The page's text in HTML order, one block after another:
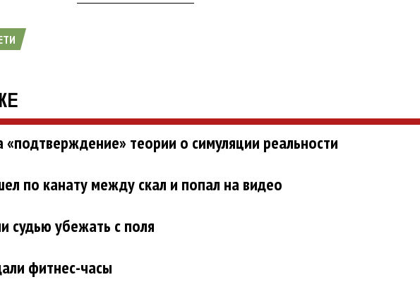
теории о симуляции реальности
по канату между скал и попал на видео
судью убежать с поля
фитнес-часы